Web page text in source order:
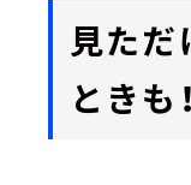
見ただ
ときも！